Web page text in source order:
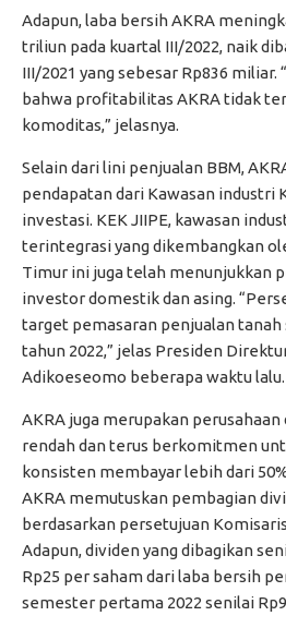
Adapun, laba bersih AKRA
triliun pada kuartal III/2022, naik
III/2021 yang sebesar Rp836
bahwa profitabilitas AKRA tidak
komoditas,” jelasnya.
Selain dari lini penjualan BBM,
pendapatan dari Kawasan industri
investasi. KEK JIIPE, kawasan
terintegrasi yang dikembangkan
Timur ini juga telah menunjukkan
investor domestik dan asing.
target pemasaran penjualan tanah
tahun 2022,” jelas Presiden
Adikoeseomo beberapa waktu lalu.
AKRA juga merupakan
rendah dan terus berkomitmen
konsisten membayar lebih dari
AKRA memutuskan pembagian
berdasarkan persetujuan
Adapun, dividen yang dibagikan
Rp25 per saham dari laba bersih
semester pertama 2022 senilai